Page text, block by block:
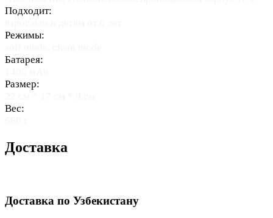
Подходит:
Режимы:
Батарея:
Размер:
Вес:
Доставка
Доставка по Узбекистану